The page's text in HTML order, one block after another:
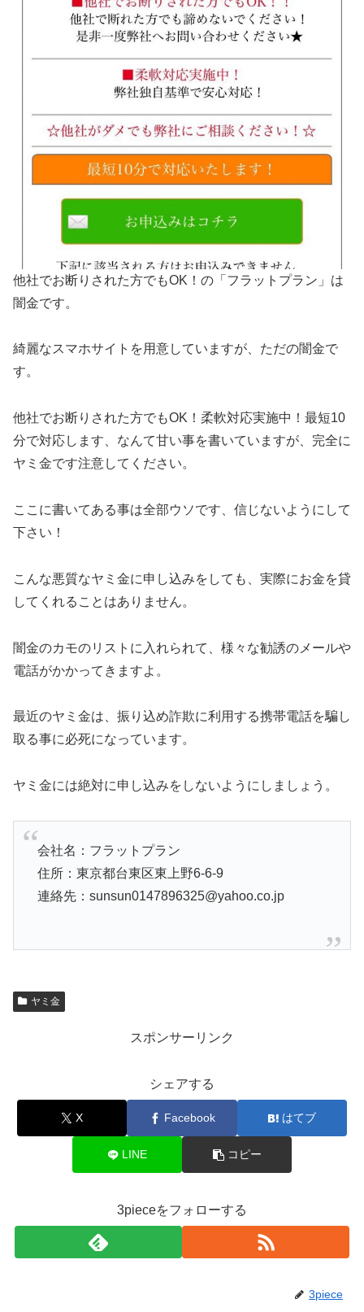
他社でお断りされた方でもOK！の「フラットプラン」は
闇金です。
綺麗なスマホサイトを用意していますが、ただの闇金で
す。
他社でお断りされた方でもOK！柔軟対応実施中！最短10
分で対応します、なんて甘い事を書いていますが、完全に
ヤミ金です注意してください。
ここに書いてある事は全部ウソです、信じないようにして
下さい！
こんな悪質なヤミ金に申し込みをしても、実際にお金を貸
してくれることはありません。
闇金のカモのリストに入れられて、様々な勧誘のメールや
電話がかかってきますよ。
最近のヤミ金は、振り込め詐欺に利用する携帯電話を騙し
取る事に必死になっています。
ヤミ金には絶対に申し込みをしないようにしましょう。
会社名：フラットプラン
住所：東京都台東区東上野6-6-9
連絡先：sunsun0147896325@yahoo.co.jp
ヤミ金
スポンサーリンク
シェアする
X Facebook はてブ
LINE コピー
3pieceをフォローする
3piece